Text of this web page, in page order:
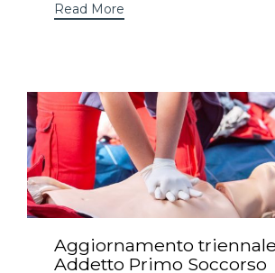
Read More
Aggiornamento triennale
Addetto Primo Soccorso